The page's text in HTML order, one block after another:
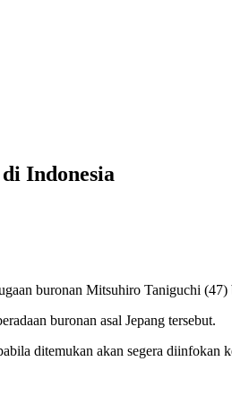
Indonesia
buronan Mitsuhiro Taniguchi (47)
buronan asal Jepang tersebut.
ditemukan akan segera diinfokan